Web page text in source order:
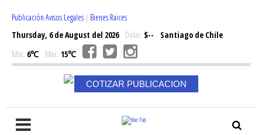
Publicación Avisos Legales | Bienes Raices
Thursday, 6 de August del 2026Dólar: $--
Santiago de Chile
Min: 6℃ Max: 15℃
COTIZAR PUBLICACION